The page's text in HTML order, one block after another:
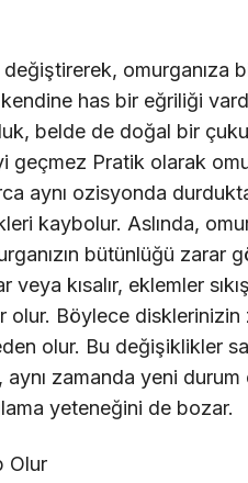
omurganıza
kendine has bir eğriliği
belde de doğal bir
geçmez Pratik olarak
aynı ozisyonda
kaybolur. Aslında,
bütünlüğü zarar
kısalır, eklemler
Böylece disklerinizin
olur. Bu değişiklikler
zamanda yeni durum
yeteneğini de bozar.
Olur